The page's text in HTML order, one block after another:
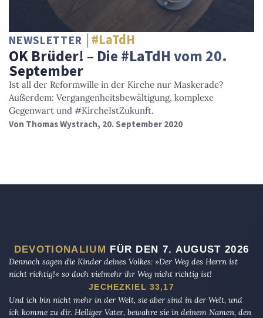
NEWSLETTER #LaTdH
OK Brüder! – Die #LaTdH vom 20.
September
Ist all der Reformwille in der Kirche nur Maskerade?
Außerdem: Vergangenheitsbewältigung, komplexe
Gegenwart und #KircheIstZukunft.
Von Thomas Wystrach, 20. September 2020
DEVOTIONALIUM FÜR DEN 7. AUGUST 2026
Dennoch sagen die Kinder deines Volkes: »Der Weg des Herrn ist
nicht richtig!« so doch vielmehr ihr Weg nicht richtig ist!
JECHEZKIEL 33,17
Und ich bin nicht mehr in der Welt, sie aber sind in der Welt, und
ich komme zu dir. Heiliger Vater, bewahre sie in deinem Namen, den